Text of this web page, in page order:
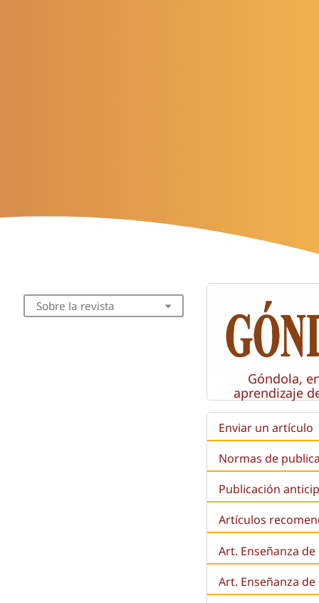
Sobre la revista
Góndola,
aprendizaje
Enviar un artículo
Normas de
Publicación
Artículos
Art. Enseñanza
Art. Enseñanza